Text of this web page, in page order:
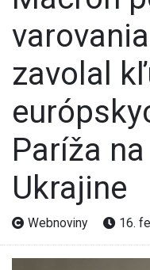
zavolal
Paríža
Ukrajine
Webnoviny 16.